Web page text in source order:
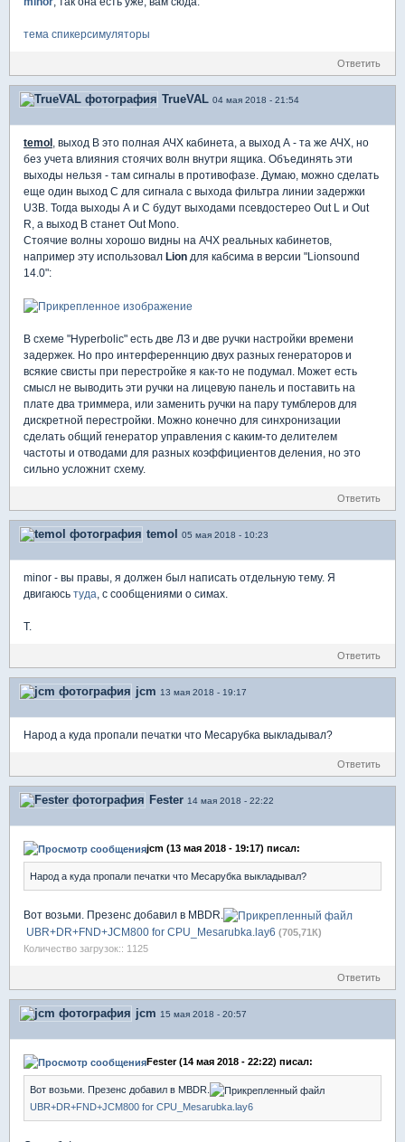
тема спикерсимуляторы
Ответить
TrueVAL 04 мая 2018 - 21:54
temol , выход В это полная АЧХ кабинета, а выход А - та же АЧХ, но
без учета влияния стоячих волн внутри ящика. Объединять эти
выходы нельзя - там сигналы в противофазе. Думаю, можно сделать
еще один выход С для сигнала с выхода фильтра линии задержки
U3B. Тогда выходы А и С будут выходами псевдостерео Out L и Out
R, а выход В станет Out Mono.
Стоячие волны хорошо видны на АЧХ реальных кабинетов,
например эту использовал Lion для кабсима в версии "Lionsound
14.0":
В схеме "Hyperbolic" есть две ЛЗ и две ручки настройки времени
задержек. Но про интерференнцию двух разных генераторов и
всякие свисты при перестройке я как-то не подумал. Может есть
смысл не выводить эти ручки на лицевую панель и поставить на
плате два триммера, или заменить ручки на пару тумблеров для
дискретной перестройки. Можно конечно для синхронизации
сделать общий генератор управления с каким-то делителем
частоты и отводами для разных коэффициентов деления, но это
сильно усложнит схему.
Ответить
temol 05 мая 2018 - 10:23
minor - вы правы, я должен был написать отдельную тему. Я
двигаюсь туда, с сообщениями о симах.
T.
Ответить
jcm 13 мая 2018 - 19:17
Народ а куда пропали печатки что Месарубка выкладывал?
Ответить
Fester 14 мая 2018 - 22:22
jcm (13 мая 2018 - 19:17) писал:
Народ а куда пропали печатки что Месарубка выкладывал?
Вот возьми. Презенс добавил в MBDR.
UBR+DR+FND+JCM800 for CPU_Mesarubka.lay6 (705,71К)
Количество загрузок:: 1125
Ответить
jcm 15 мая 2018 - 20:57
Fester (14 мая 2018 - 22:22) писал:
Вот возьми. Презенс добавил в MBDR.
UBR+DR+FND+JCM800 for CPU_Mesarubka.lay6